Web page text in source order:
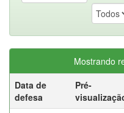
Mostrando
Data de
defesa
Pré-